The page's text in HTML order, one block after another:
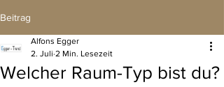
Beitrag
Welcher Raum-Typ bist du?
Alfons Egger
2. Juli 2 Min. Lesezeit